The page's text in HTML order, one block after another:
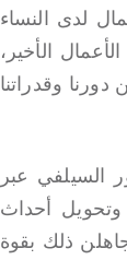
لدى النساء
يظهر مؤشر ريادة الأعمال الأخير،
وقدراتنا
السيلفي عبر
وتحويل أحداث
ذلك بقوة